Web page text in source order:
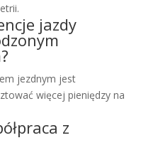
jazdy
jezdnym jest
więcej pieniędzy na
z